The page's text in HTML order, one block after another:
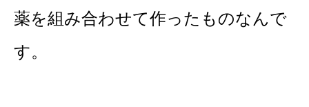
薬を組み合わせて作ったものなんで
す。